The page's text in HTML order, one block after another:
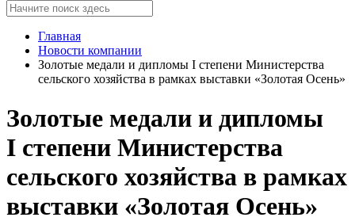
Главная
Новости компании
Золотые медали и дипломы I степени Министерства
сельского хозяйства в рамках выставки «Золотая Осень»
Золотые медали и дипломы
I степени Министерства
сельского хозяйства в рамках
выставки «Золотая Осень»